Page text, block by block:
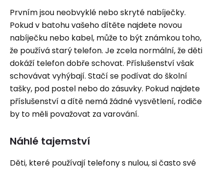
Prvním jsou neobvyklé nebo skryté nabíječky.
Pokud v batohu vašeho dítěte najdete novou
nabíječku nebo kabel, může to být známkou toho,
že používá starý telefon. Je zcela normální, že děti
dokáží telefon dobře schovat. Příslušenství však
schovávat vyhýbají. Stačí se podívat do školní
tašky, pod postel nebo do zásuvky. Pokud najdete
příslušenství a dítě nemá žádné vysvětlení, rodiče
by to měli považovat za varování.
Náhlé tajemství
Děti, které používají telefony s nulou, si často své